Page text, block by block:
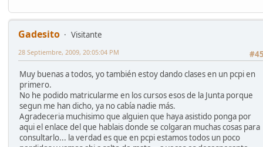
Gadesito
Visitante
28 Septiembre, 2009, 20:05:04 PM
Muy buenas a todos, yo también estoy dando clases en un pcpi en
primero.
No he podido matricularme en los cursos esos de la Junta porque
segun me han dicho, ya no cabía nadie más.
Agradeceria muchisimo que alguien que haya asistido ponga por
aqui el enlace del que hablais donde se colgaran muchas cosas para
consultarlo... la verdad es que en pcpi estamos todos un poco